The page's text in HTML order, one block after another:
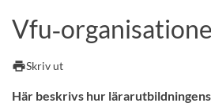
Andra söktjänster
Kurser och program
printSkriv ut
Här beskrivs hur